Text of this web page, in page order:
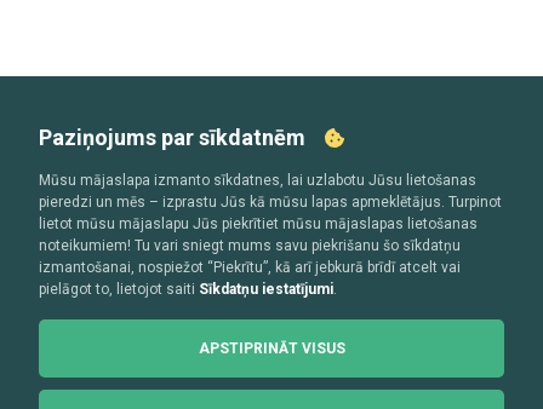
Paziņojums par sīkdatnēm
Mūsu mājaslapa izmanto sīkdatnes, lai uzlabotu Jūsu lietošanas
pieredzi un mēs – izprastu Jūs kā mūsu lapas apmeklētājus. Turpinot
lietot mūsu mājaslapu Jūs piekrītiet mūsu mājaslapas lietošanas
noteikumiem! Tu vari sniegt mums savu piekrišanu šo sīkdatņu
izmantošanai, nospiežot “Piekrītu”, kā arī jebkurā brīdī atcelt vai
pielāgot to, lietojot saiti Sīkdatņu iestatījumi.
APSTIPRINĀT VISUS